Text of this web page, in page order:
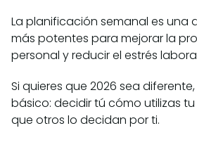
La planificación semanal es una
más potentes para mejorar la
personal y reducir el estrés
Si quieres que 2026 sea
básico: decidir tú cómo utilizas
que otros lo decidan por ti.